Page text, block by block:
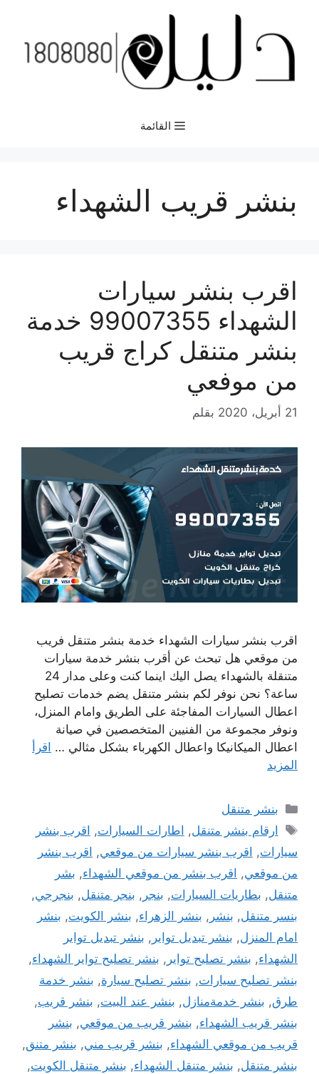
المحتوى
القائمة
بنشر قريب الشهداء
اقرب بنشر سيارات
الشهداء 99007355 خدمة
بنشر متنقل كراج قريب
من موفعي
21 أبريل، 2020 بقلم
اقرب بنشر سيارات الشهداء خدمة بنشر متنقل فريب
من موقعي هل تبحث عن أقرب بنشر خدمة سيارات
متنقلة بالشهداء يصل اليك اينما كنت وعلى مدار 24
ساعة؟ نحن نوفر لكم بنشر متنقل يضم خدمات تصليح
اعطال السيارات المفاجئة على الطريق وامام المنزل،
ونوفر مجموعة من الفنيين المتخصصين في صيانة
اعطال الميكانيكا واعطال الكهرباء بشكل مثالي … اقرأ
المزيد
التصنيفات
بنشر متنقل
الوسوم
ارقام بنشر متنقل, اطارات السيارات, اقرب بنشر
سيارات, اقرب بنشر سيارات من موقعي, اقرب بنشر
من موقعي, اقرب بنشر من موقعي الشهداء, بشر
متنقل, بطاريات السيارات, بنجر , بنجر متنقل, بنجرجي,
بنسر متنقل, بنشر , بنشر الزهراء, بنشر الكويت, بنشر
امام المنزل, بنشر تبديل تواير , بنشر تبديل تواير
الشهداء, بنشر تصليح تواير , بنشر تصليح تواير الشهداء,
بنشر تصليح سيارات, بنشر تصليح سيارة, بنشر خدمة
طرق, بنشر خدمةمنازل, بنشر عند البيت, بنشر قريب,
بنشر قريب الشهداء, بنشر قريب من موقعي, بنشر
قريب من موقعي الشهداء, بنشر قريب مني, بنشر متنق,
بنشر متنقل, بنشر متنقل الشهداء, بنشر متنقل الكويت,